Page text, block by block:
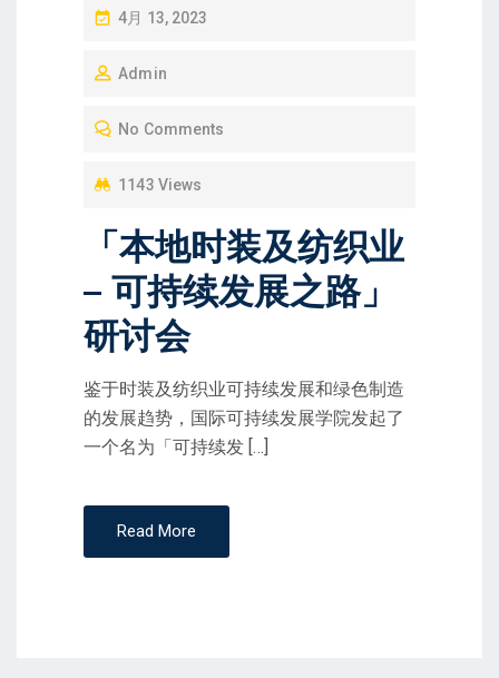
P
S
N
4月 13, 2023
Admin
No Comments
1143 Views
「本地时装及纺织业
– 可持续发展之路」
研讨会
鉴于时装及纺织业可持续发展和绿色制造
的发展趋势，国际可持续发展学院发起了
一个名为「可持续发 […]
Read More